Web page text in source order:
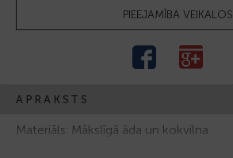
PIEEJAMĪBA VEIKALOS
APRAKSTS
Materiāls: Mākslīgā āda un kokvilna